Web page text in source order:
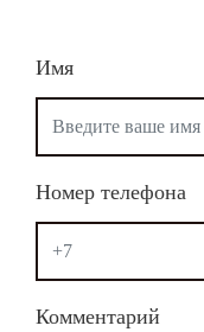
Имя
Номер телефона
Комментарий